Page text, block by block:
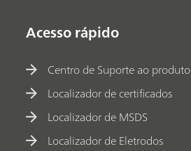
Acesso rápido
Centro de Suporte ao produto
Localizador de certificados
Localizador de MSDS
Localizador de Eletrodos